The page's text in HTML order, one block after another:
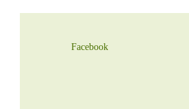
Facebook